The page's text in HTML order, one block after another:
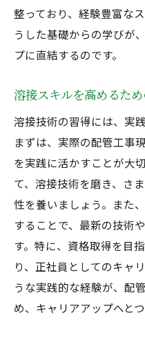
溶接技術の習得
ア安定
ャリア形成
習法
初心者におすす
溶接技術習得の
プガイド
配管工としての
溶接の重要性
未経験からプロ
キャリアチェン
接の魅力
整っており、経験豊富な
うした基礎からの学びが
プに直結するのです。
溶接スキルを高めるた
溶接技術の習得には、実
まずは、実際の配管工事
を実践に活かすことが大
て、溶接技術を磨き、さ
性を養いましょう。また
することで、最新の技術
す。特に、資格取得を目
り、正社員としてのキャ
うな実践的な経験が、配
め、キャリアアップへとつ